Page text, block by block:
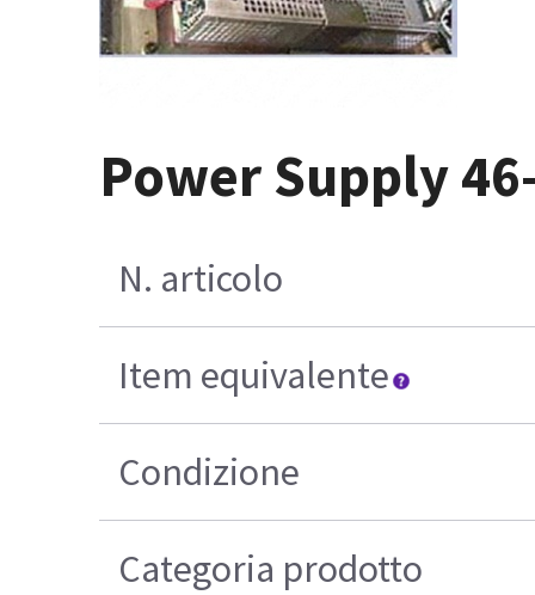
Power Supply
N. articolo
Item equivalente
Condizione
Categoria prodotto